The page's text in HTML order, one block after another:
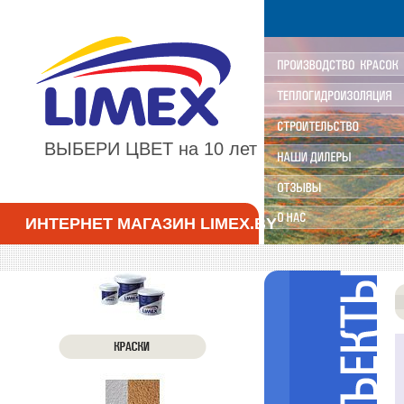
ВЫБЕРИ ЦВЕТ на 10 лет
ИНТЕРНЕТ МАГАЗИН LIMEX.BY